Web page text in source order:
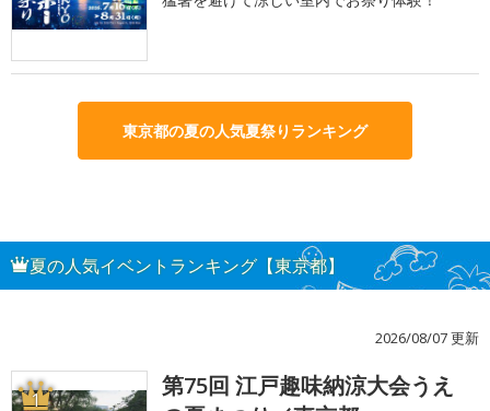
東京都の夏の人気夏祭りランキング
夏の人気イベントランキング【東京都】
2026/08/07 更新
1
第75回 江戸趣味納涼大会うえ